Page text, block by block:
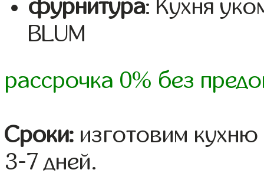
фурнитура: Кухня
BLUM
рассрочка 0% без
Сроки: изготовим
3-7 дней.